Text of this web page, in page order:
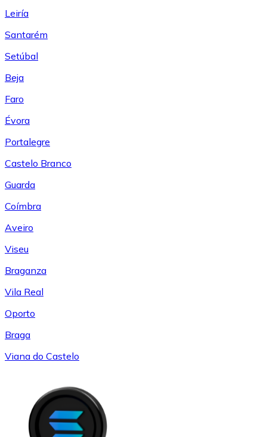
Leiría
Santarém
Setúbal
Beja
Faro
Évora
Portalegre
Castelo Branco
Guarda
Coímbra
Aveiro
Viseu
Braganza
Vila Real
Oporto
Braga
Viana do Castelo